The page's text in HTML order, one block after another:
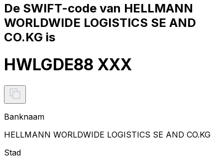
De SWIFT-code van HELLMANN
WORLDWIDE LOGISTICS SE AND
CO.KG is
HWLGDE88 XXX
Banknaam
HELLMANN WORLDWIDE LOGISTICS SE AND CO.KG
Stad